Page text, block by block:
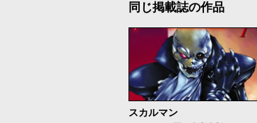
同じ掲載誌の作品
スカルマン